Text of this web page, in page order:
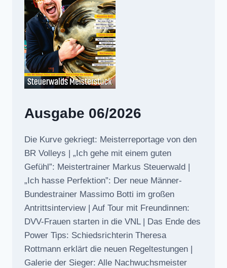
Ausgabe 06/2026
Die Kurve gekriegt: Meisterreportage von den
BR Volleys | „Ich gehe mit einem guten
Gefühl”: Meistertrainer Markus Steuerwald |
„Ich hasse Perfektion”: Der neue Männer-
Bundestrainer Massimo Botti im großen
Antrittsinterview | Auf Tour mit Freundinnen:
DVV-Frauen starten in die VNL | Das Ende des
Power Tips: Schiedsrichterin Theresa
Rottmann erklärt die neuen Regeltestungen |
Galerie der Sieger: Alle Nachwuchsmeister